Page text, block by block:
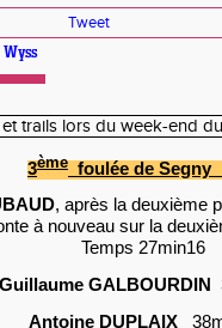
Tweet
Wyss
3ème foulée de Segny
, après la deuxième
à nouveau sur la
Temps 27min16
Guillaume GALBOURDIN
Antoine DUPLAIX